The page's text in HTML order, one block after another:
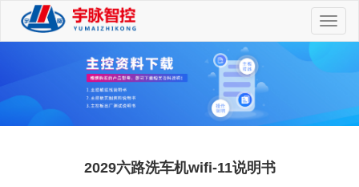
切
换
航
2029六路洗车机wifi-11说明书